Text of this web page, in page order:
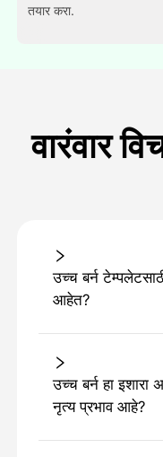
तयार करा.
वारंवार
उच्च बर्न
आहेत?
उच्च बर्न हा
नृत्य प्रभाव आहे?